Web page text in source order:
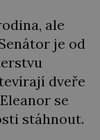
ale
je od
dveře
se
stáhnout.